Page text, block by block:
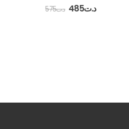
out of 5
د.ت575 د.ت485